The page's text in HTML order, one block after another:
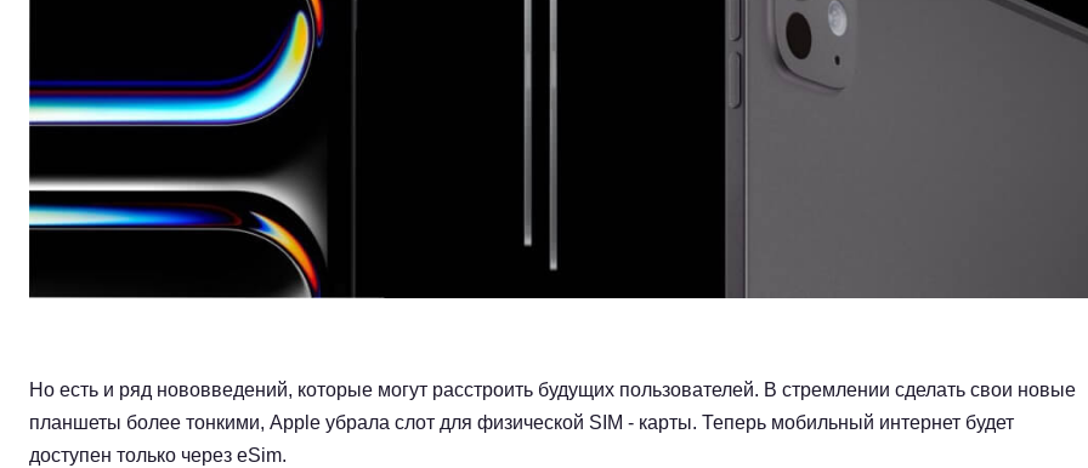
Но есть и ряд нововведений, которые могут расстроить будущих пользователей. В стремлении сделать свои новые
планшеты более тонкими, Apple убрала слот для физической SIM - карты. Теперь мобильный интернет будет
доступен только через eSim.